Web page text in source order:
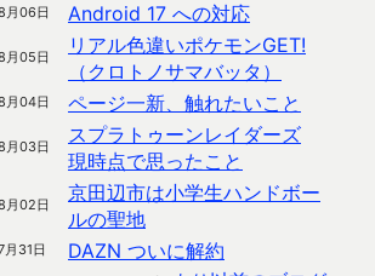
06日 Android 17 への対応
05日
リアル色違いポケモンGET!
（クロトノサマバッタ）
04日 ページ一新、触れたいこと
03日
スプラトゥーンレイダーズ
現時点で思ったこと
02日
京田辺市は小学生ハンドボー
ルの聖地
31日
DAZN ついに解約